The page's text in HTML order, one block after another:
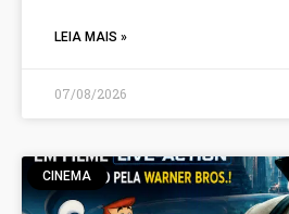
LEIA MAIS »
07/08/2026
CINEMA